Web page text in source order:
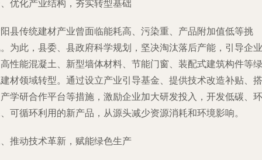
优化产业结构，夯实转型基础
县传统建材产业曾面临能耗高、污染重、产品附加值低等挑
为此，县委、县政府科学规划，坚决淘汰落后产能，引导企业
性能混凝土、新型墙体材料、节能门窗、装配式建筑构件等绿
材领域转型。通过设立产业引导基金、提供技术改造补贴、搭
学研合作平台等措施，激励企业加大研发投入，开发低碳、环
可循环利用的新产品，从源头减少资源消耗和环境影响。
推动技术革新，赋能绿色生产